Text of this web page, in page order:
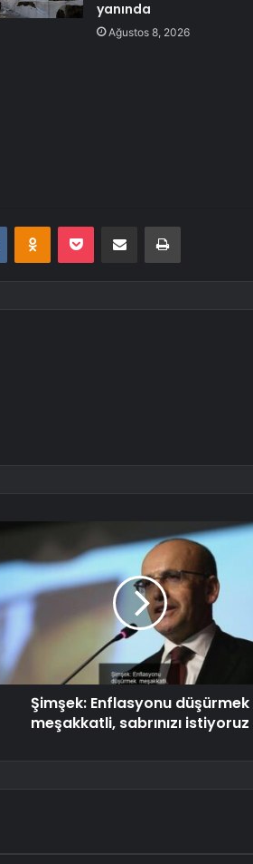
yanında
Ağustos 8, 2026
VKontakteOdnoklassniki
Pocket E-Posta ile paylaş Yazdır
Şimşek: Enflasyonu düşürmek
meşakkatli, sabrınızı istiyoruz